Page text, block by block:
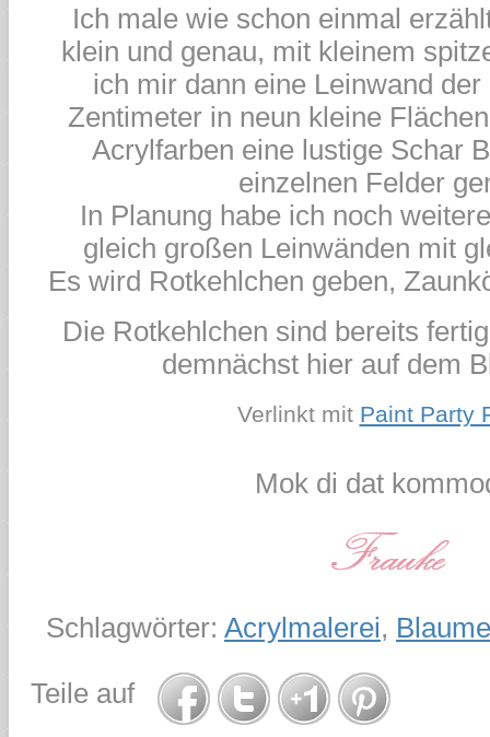
Ich male wie schon einmal
klein und genau, mit kleinem
ich mir dann eine Leinwand
Zentimeter in neun kleine
Acrylfarben eine lustige Schar
einzelnen Felder
In Planung habe ich noch
gleich großen Leinwänden mit
Es wird Rotkehlchen geben,
Die Rotkehlchen sind bereits
demnächst hier auf dem
Verlinkt mit Paint Party
Mok di dat
Schlagwörter: Acrylmalerei,
Teile auf